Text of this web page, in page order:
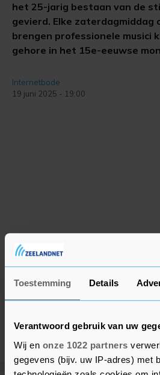
Toestemming Details
Verantwoord gebruik van uw
Wij en onze 1022 partners
gegevens (bijv. uw IP-adres) met
het 25-jarig bestaan van de
gevierd. Elke zaterdagmiddag
brengen professionele musici
gehore in het 15e-eeuwse
Internetbode
19 juni 2025 - 19:00